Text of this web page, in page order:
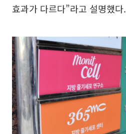
효과가 다르다”라고 설명했다.